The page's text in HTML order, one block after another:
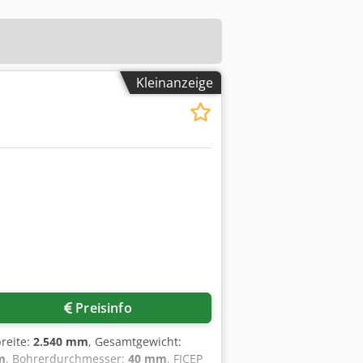
Kleinanzeige
Preisinfo
2.540 mm, Gesamtgewicht:
, Bohrerdurchmesser: 40 mm, FICEP